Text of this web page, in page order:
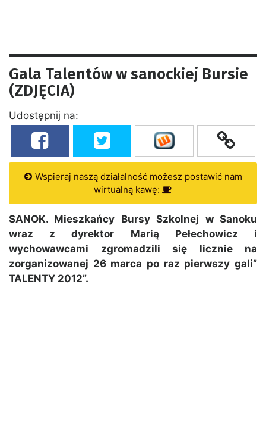
Gala Talentów w sanockiej Bursie
(ZDJĘCIA)
Udostępnij na:
Wspieraj naszą działalność możesz postawić nam
wirtualną kawę:
SANOK. Mieszkańcy Bursy Szkolnej w Sanoku
wraz z dyrektor Marią Pełechowicz i
wychowawcami zgromadzili się licznie na
zorganizowanej 26 marca po raz pierwszy gali”
TALENTY 2012”.